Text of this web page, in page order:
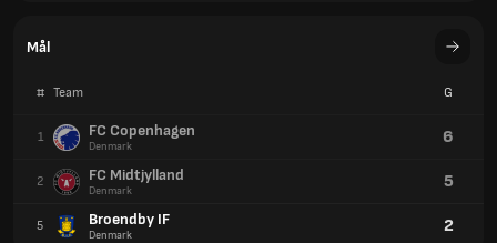
Mål
# Team G
1 FC Copenhagen
Denmark 6
2 FC Midtjylland
Denmark 5
5 Broendby IF
Denmark 2